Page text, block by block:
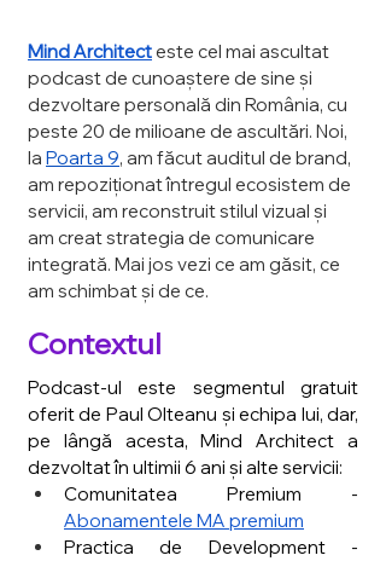
Mind Architecteste cel mai ascultat
podcast de cunoaștere de sine și
dezvoltare personală din România, cu
peste 20 de milioane de ascultări. Noi,
la Poarta 9, am făcut auditul de brand,
am repoziționat întregul ecosistem de
servicii, am reconstruit stilul vizual și
am creat strategia de comunicare
integrată. Mai jos vezi ce am găsit, ce
am schimbat și de ce.
Contextul
Podcast-ul este segmentul gratuit
oferit de Paul Olteanu și echipa lui, dar,
pe lângă acesta, Mind Architect a
dezvoltat în ultimii 6 ani și alte servicii:
Abonamentele MA premium